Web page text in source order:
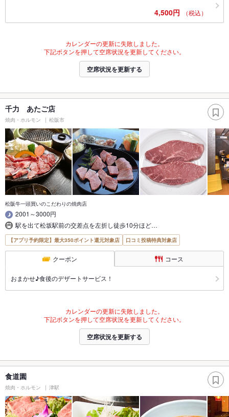
4,500円 （税込）
カレンダーの更新に失敗しました。
下記ボタンを押して空席状況を更新してください。
空席状況を更新する
千力 あたご店
焼肉・ホルモン 松阪市
松阪牛一頭買いのこだわりの焼肉店
2001～3000円
駅を出て松坂駅前の交差点を左折し徒歩10分ほど…
【アプリ予約限定】最大350ポイント還元対象店 口コミ投稿特典対象店
クーポン コース
おまかせ♪食後のデザートサービス！
カレンダーの更新に失敗しました。
下記ボタンを押して空席状況を更新してください。
空席状況を更新する
食道園
焼肉・ホルモン 津駅